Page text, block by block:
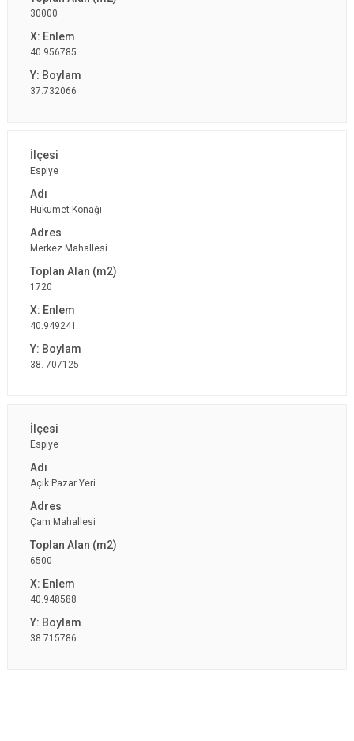
30000
40.956785
37.732066
Espiye
Hükümet Konağı
Merkez Mahallesi
1720
40.949241
38. 707125
Espiye
Açık Pazar Yeri
Çam Mahallesi
6500
40.948588
38.715786